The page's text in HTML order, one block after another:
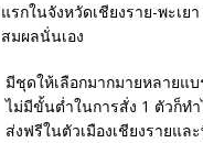
แรกในจังหวัดเชียงราย-พะเ
สมผลนั่นเอง
มีชุดให้เลือกมากมายหลายแ
ไม่มีขั้นต่ำในการสั่ง 1 ตัวก็ท
ส่งฟรีในตัวเมืองเชียงรายแล